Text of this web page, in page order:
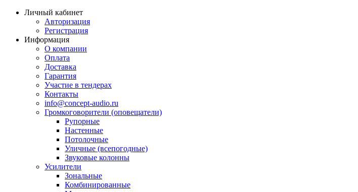
Личный кабинет
Авторизация
Регистрация
Информация
О компании
Оплата
Доставка
Гарантия
Участие в тендерах
Контакты
info@concept-audio.ru
Громкоговорители (оповещатели)
Рупорные
Настенные
Потолочные
Уличные (всепогодные)
Звуковые колонны
Усилители
Зональные
Комбинированные